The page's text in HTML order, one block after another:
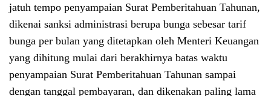
jatuh tempo penyampaian Surat Pemberitahuan Tahunan,
dikenai sanksi administrasi berupa bunga sebesar tarif
bunga per bulan yang ditetapkan oleh Menteri Keuangan
yang dihitung mulai dari berakhirnya batas waktu
penyampaian Surat Pemberitahuan Tahunan sampai
dengan tanggal pembayaran, dan dikenakan paling lama